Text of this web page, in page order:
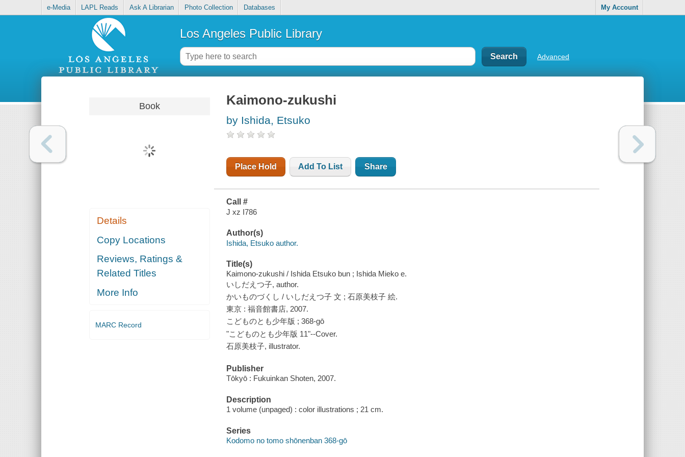
e-Media LAPL Reads Ask A Librarian Photo Collection Databases My Account
Los Angeles Public Library
Advanced
Book
Details
Copy Locations
Reviews, Ratings &
Related Titles
More Info
MARC Record
Kaimono-zukushi
by Ishida, Etsuko
Place Hold Add To List Share
Call #
J xz I786
Author(s)
Ishida, Etsuko author.
Title(s)
Kaimono-zukushi / Ishida Etsuko bun ; Ishida Mieko e.
いしだえつ子, author.
かいものづくし / いしだえつ子 文 ; 石原美枝子 絵.
東京 : 福音館書店, 2007.
こどものとも少年版 ; 368-gō
"こどものとも少年版 11"--Cover.
石原美枝子, illustrator.
Publisher
Tōkyō : Fukuinkan Shoten, 2007.
Description
1 volume (unpaged) : color illustrations ; 21 cm.
Series
Kodomo no tomo shōnenban 368-gō